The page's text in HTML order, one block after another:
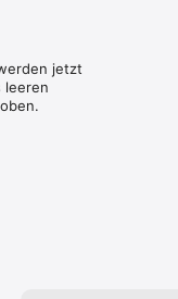
jetzt
leeren